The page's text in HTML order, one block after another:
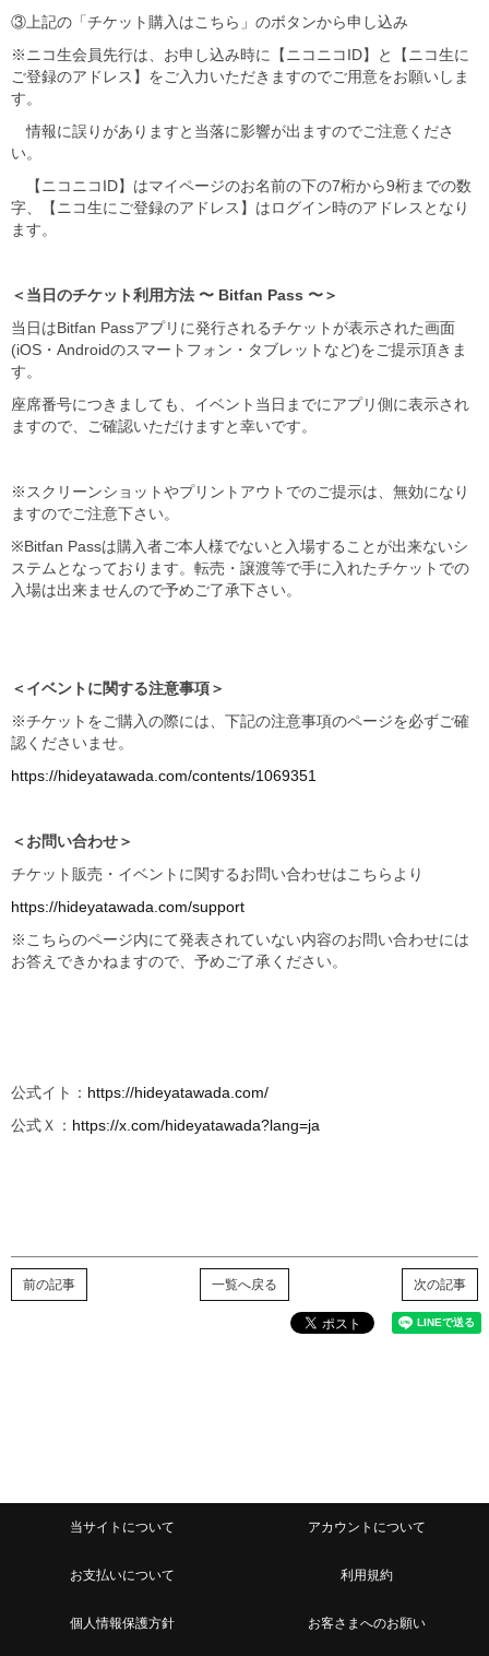
③上記の「チケット購入はこちら」のボタンから申し込み
※ニコ生会員先行は、お申し込み時に【ニコニコID】と【ニコ生に
ご登録のアドレス】をご入力いただきますのでご用意をお願いしま
す。
情報に誤りがありますと当落に影響が出ますのでご注意くださ
い。
【ニコニコID】はマイページのお名前の下の7桁から9桁までの数
字、【ニコ生にご登録のアドレス】はログイン時のアドレスとなり
ます。
＜当日のチケット利用方法 〜 Bitfan Pass 〜＞
当日はBitfan Passアプリに発行されるチケットが表示された画面
(iOS・Androidのスマートフォン・タブレットなど)をご提示頂きま
す。
座席番号につきましても、イベント当日までにアプリ側に表示され
ますので、ご確認いただけますと幸いです。
※スクリーンショットやプリントアウトでのご提示は、無効になり
ますのでご注意下さい。
※Bitfan Passは購入者ご本人様でないと入場することが出来ないシ
ステムとなっております。転売・譲渡等で手に入れたチケットでの
入場は出来ませんので予めご了承下さい。
＜イベントに関する注意事項＞
※チケットをご購入の際には、下記の注意事項のページを必ずご確
認くださいませ。
https://hideyatawada.com/contents/1069351
＜お問い合わせ＞
チケット販売・イベントに関するお問い合わせはこちらより
https://hideyatawada.com/support
※こちらのページ内にて発表されていない内容のお問い合わせには
お答えできかねますので、予めご了承ください。
公式イト： https://hideyatawada.com/
公式Ｘ： https://x.com/hideyatawada?lang=ja
次の記事
一覧へ戻る
前の記事
当サイトについて アカウントについて
お支払いについて 利用規約
個人情報保護方針 お客さまへのお願い